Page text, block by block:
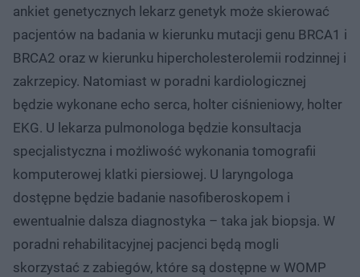
ankiet genetycznych lekarz genetyk może skierować
pacjentów na badania w kierunku mutacji genu BRCA1 i
BRCA2 oraz w kierunku hipercholesterolemii rodzinnej i
zakrzepicy. Natomiast w poradni kardiologicznej
będzie wykonane echo serca, holter ciśnieniowy, holter
EKG. U lekarza pulmonologa będzie konsultacja
specjalistyczna i możliwość wykonania tomografii
komputerowej klatki piersiowej. U laryngologa
dostępne będzie badanie nasofiberoskopem i
ewentualnie dalsza diagnostyka – taka jak biopsja. W
poradni rehabilitacyjnej pacjenci będą mogli
skorzystać z zabiegów, które są dostępne w WOMP